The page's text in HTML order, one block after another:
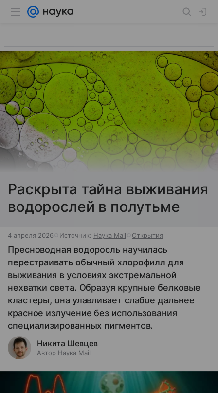
Раскрыта тайна выживания
водорослей в полутьме
4 апреля 2026 Источник: Наука Mail Открытия
Пресноводная водоросль научилась
перестраивать обычный хлорофилл для
выживания в условиях экстремальной
нехватки света. Образуя крупные белковые
кластеры, она улавливает слабое дальнее
красное излучение без использования
специализированных пигментов.
Никита Шевцев
Автор Наука Mail